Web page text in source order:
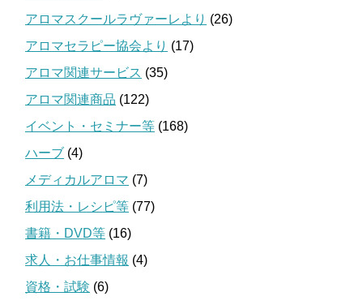
アロマスクールラヴァーレより (26)
アロマセラピー協会より (17)
アロマ関連サービス (35)
アロマ関連商品 (122)
イベント・セミナー等 (168)
ハーブ (4)
メディカルアロマ (7)
利用法・レシピ等 (77)
書籍・DVD等 (16)
求人・お仕事情報 (4)
資格・試験 (6)